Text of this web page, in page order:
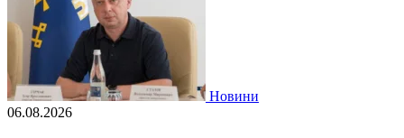
Новини
06.08.2026